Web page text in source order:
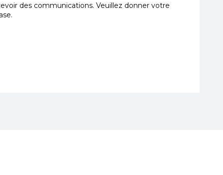
des communications. Veuillez donner votre